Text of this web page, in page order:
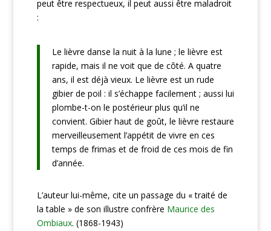
peut être respectueux, il peut aussi être maladroit
:
Le lièvre danse la nuit à la lune ; le lièvre est
rapide, mais il ne voit que de côté. A quatre
ans, il est déjà vieux. Le lièvre est un rude
gibier de poil : il s’échappe facilement ; aussi lui
plombe-t-on le postérieur plus qu’il ne
convient. Gibier haut de goût, le lièvre restaure
merveilleusement l’appétit de vivre en ces
temps de frimas et de froid de ces mois de fin
d’année.
L’auteur lui-même, cite un passage du « traité de
la table » de son illustre confrère Maurice des
Ombiaux. (1868-1943)